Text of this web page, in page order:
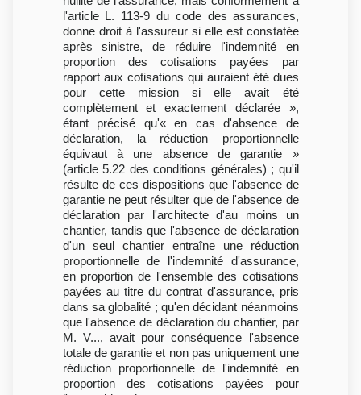
l'article L. 113-9 du code des assurances,
donne droit à l'assureur si elle est constatée
après sinistre, de réduire l'indemnité en
proportion des cotisations payées par
rapport aux cotisations qui auraient été dues
pour cette mission si elle avait été
complètement et exactement déclarée »,
étant précisé qu'« en cas d'absence de
déclaration, la réduction proportionnelle
équivaut à une absence de garantie »
(article 5.22 des conditions générales) ; qu'il
résulte de ces dispositions que l'absence de
garantie ne peut résulter que de l'absence de
déclaration par l'architecte d'au moins un
chantier, tandis que l'absence de déclaration
d'un seul chantier entraîne une réduction
proportionnelle de l'indemnité d'assurance,
en proportion de l'ensemble des cotisations
payées au titre du contrat d'assurance, pris
dans sa globalité ; qu'en décidant néanmoins
que l'absence de déclaration du chantier, par
M. V..., avait pour conséquence l'absence
totale de garantie et non pas uniquement une
réduction proportionnelle de l'indemnité en
proportion des cotisations payées pour